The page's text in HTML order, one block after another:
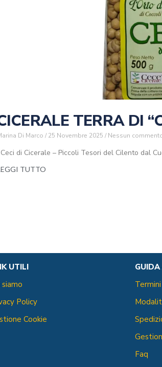
TERRA DI
Di Marco 25 Novembre 2025 Nessun
Ceci di Cicerale – Piccoli Tesori del Cilento dal
TUTTO
UTILI
siamo
Policy
Cookie
Faq